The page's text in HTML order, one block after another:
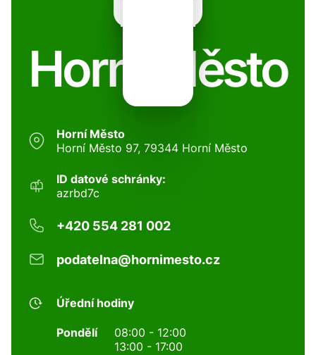
Horní Město
Horní Město
Horní Město 97, 79344 Horní Město
ID datové schránky:
azrbd7c
+420 554 281 002
podatelna@hornimesto.cz
Úřední hodiny
Pondělí
08:00 - 12:00
13:00 - 17:00